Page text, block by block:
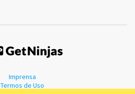
Imprensa
Termos de Uso